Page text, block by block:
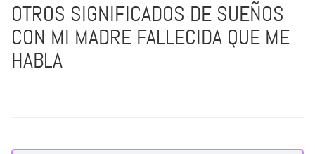
OTROS SIGNIFICADOS DE SUEÑOS
CON MI MADRE FALLECIDA QUE ME
HABLA